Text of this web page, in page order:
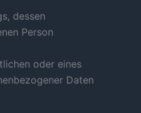
dessen
Person
oder eines
Daten